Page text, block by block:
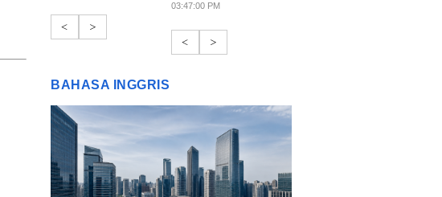
< >
03:47:00 PM
< >
BAHASA INGGRIS